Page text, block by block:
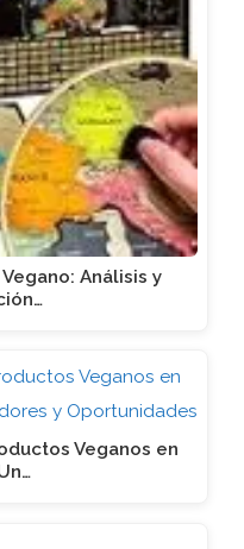
Análisis y
Veganos en